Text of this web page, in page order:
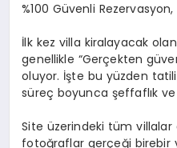
%100 Güvenli
İlk kez villa kiralayacak
genellikle “Gerçekten
oluyor. İşte bu yüzden
süreç boyunca şeffaflık ve
Site üzerindeki tüm villalar
fotoğraflar gerçeği birebir